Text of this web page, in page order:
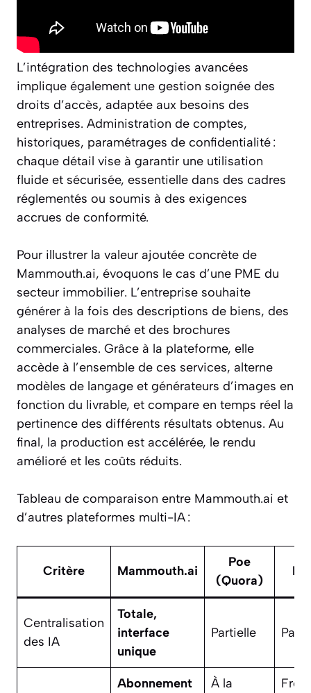
L’intégration des technologies avancées
implique également une gestion soignée des
droits d’accès, adaptée aux besoins des
entreprises. Administration de comptes,
historiques, paramétrages de confidentialité :
chaque détail vise à garantir une utilisation
fluide et sécurisée, essentielle dans des cadres
réglementés ou soumis à des exigences
accrues de conformité.
Pour illustrer la valeur ajoutée concrète de
Mammouth.ai, évoquons le cas d’une PME du
secteur immobilier. L’entreprise souhaite
générer à la fois des descriptions de biens, des
analyses de marché et des brochures
commerciales. Grâce à la plateforme, elle
accède à l’ensemble de ces services, alterne
modèles de langage et générateurs d’images en
fonction du livrable, et compare en temps réel la
pertinence des différents résultats obtenus. Au
final, la production est accélérée, le rendu
amélioré et les coûts réduits.
Tableau de comparaison entre Mammouth.ai et
d’autres plateformes multi-IA :
Critère Mammouth.ai
Poe
(Quora)
Centralisation
des IA
Totale,
interface
unique
Partielle
Abonnement
À la